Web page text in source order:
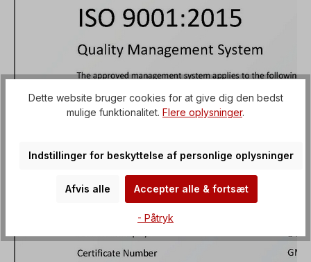
Dette website bruger cookies for at give dig den bedst
mulige funktionalitet. Flere oplysninger.
Indstillinger for beskyttelse af personlige oplysninger
Afvis alle Accepter alle & fortsæt
- Påtryk